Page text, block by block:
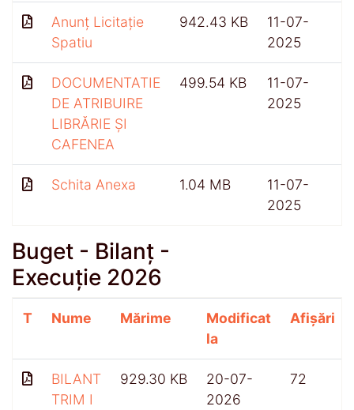
Anunț Licitație
Spatiu
942.43 KB
11-07-
2025
DOCUMENTATIE
DE ATRIBUIRE
LIBRĂRIE ȘI
CAFENEA
499.54 KB
11-07-
2025
Schita Anexa 1.04 MB
11-07-
2025
Buget - Bilanț -
Execuție 2026
T Nume Mărime
Modificat
la
Afișări
BILANT
TRIM I
929.30 KB
20-07-
2026
72